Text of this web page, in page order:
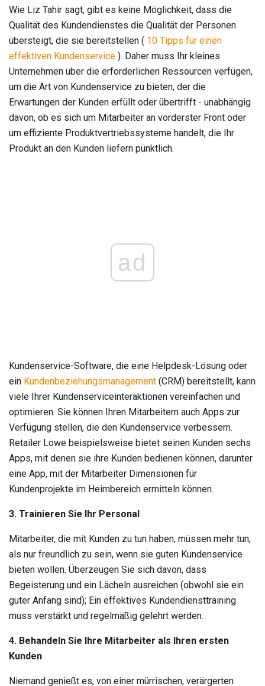
Wie Liz Tahir sagt, gibt es keine Möglichkeit, dass die
Qualität des Kundendienstes die Qualität der Personen
übersteigt, die sie bereitstellen ( 10 Tipps für einen
effektiven Kundenservice ). Daher muss Ihr kleines
Unternehmen über die erforderlichen Ressourcen verfügen,
um die Art von Kundenservice zu bieten, der die
Erwartungen der Kunden erfüllt oder übertrifft - unabhängig
davon, ob es sich um Mitarbeiter an vorderster Front oder
um effiziente Produktvertriebssysteme handelt, die Ihr
Produkt an den Kunden liefern pünktlich.
ad
Kundenservice-Software, die eine Helpdesk-Lösung oder
ein Kundenbeziehungsmanagement (CRM) bereitstellt, kann
viele Ihrer Kundenserviceinteraktionen vereinfachen und
optimieren. Sie können Ihren Mitarbeitern auch Apps zur
Verfügung stellen, die den Kundenservice verbessern.
Retailer Lowe beispielsweise bietet seinen Kunden sechs
Apps, mit denen sie ihre Kunden bedienen können, darunter
eine App, mit der Mitarbeiter Dimensionen für
Kundenprojekte im Heimbereich ermitteln können.
3. Trainieren Sie Ihr Personal
Mitarbeiter, die mit Kunden zu tun haben, müssen mehr tun,
als nur freundlich zu sein, wenn sie guten Kundenservice
bieten wollen. Überzeugen Sie sich davon, dass
Begeisterung und ein Lächeln ausreichen (obwohl sie ein
guter Anfang sind); Ein effektives Kundendiensttraining
muss verstärkt und regelmäßig gelehrt werden.
4. Behandeln Sie Ihre Mitarbeiter als Ihren ersten
Kunden
Niemand genießt es, von einer mürrischen, verärgerten